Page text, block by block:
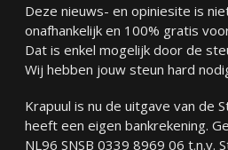
Deze nieuws- en opiniesite is
onafhankelijk en 100% gratis
Dat is enkel mogelijk door de
Wij hebben jouw steun hard
Krapuul is nu de uitgave van de
heeft een eigen bankrekening.
NL96 SNSB 0339 8969 06 t.n.v.